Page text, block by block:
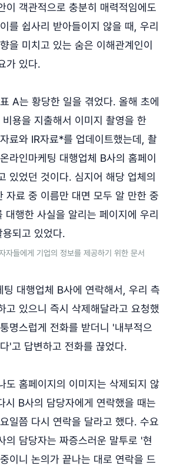
이 객관적으로 충분히 매력적임에도
를 쉽사리 받아들이지 않을 때, 우리
을 미치고 있는 숨은 이해관계인이
가 있다.
A는 황당한 일을 겪었다. 올해 초에
용을 지출해서 이미지 촬영을 한
료와 IR자료*를 업데이트했는데, 촬
라인마케팅 대행업체 B사의 홈페이
있었던 것이다. 심지어 해당 업체의
자료 중 이름만 대면 모두 알 만한 중
대행한 사실을 알리는 페이지에 우리
되고 있었다.
들에게 기업의 정보를 제공하기 위한 문서
대행업체 B사에 연락해서, 우리 측
고 있으니 즉시 삭제해달라고 요청했
명스럽게 전화를 받더니 '내부적으
'고 답변하고 전화를 끊었다.
도 홈페이지의 이미지는 삭제되지 않
시 B사의 담당자에게 연락했을 때는
일쯤 다시 연락을 달라고 했다. 수요
의 담당자는 짜증스러운 말투로 '현
이니 논의가 끝나는 대로 연락을 드